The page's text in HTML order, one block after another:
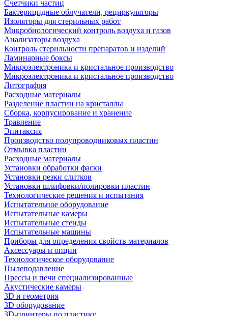
Счетчики частиц
Бактерицидные облучатели, рециркуляторы
Изоляторы для стерильных работ
Микробиологический контроль воздуха и газов
Анализаторы воздуха
Контроль стерильности препаратов и изделий
Ламинарные боксы
Микроэлектроника и кристальное производство
Микроэлектроника и кристальное производство
Литография
Расходные материалы
Разделение пластин на кристаллы
Сборка, корпусирование и хранение
Травление
Эпитаксия
Производство полупроводниковых пластин
Отмывка пластин
Расходные материалы
Установки обработки фаски
Установки резки слитков
Установки шлифовки/полировки пластин
Технологические решения и испытания
Испытательное оборудование
Испытательные камеры
Испытательные стенды
Испытательные машины
Приборы для определения свойств материалов
Аксессуары и опции
Технологическое оборудование
Пылеподавление
Прессы и печи специализированные
Акустические камеры
3D и геометрия
3D оборудование
3D-принтеры по пластику